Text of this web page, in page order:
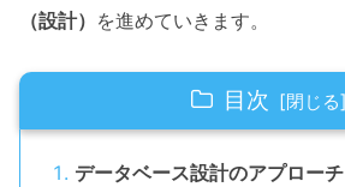
（設計） を進めていきます。
目次
データベース設計のアプローチ